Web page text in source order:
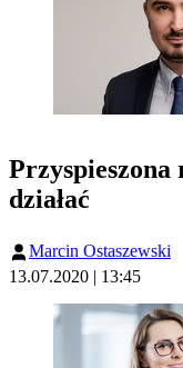
działać
Marcin Ostaszewski
13.07.2020 | 13:45